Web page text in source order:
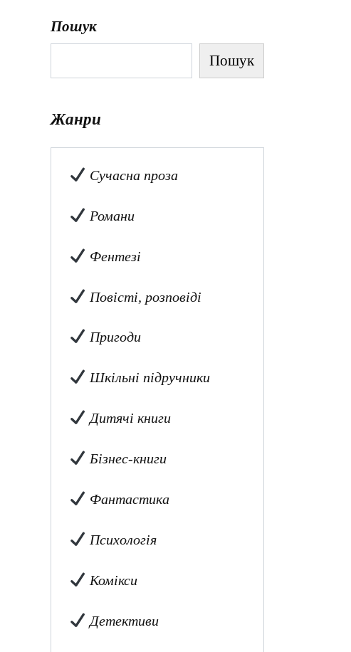
Пошук
Пошук
Жанри
Сучасна проза
Романи
Фентезі
Повісті, розповіді
Пригоди
Шкільні підручники
Дитячі книги
Бізнес-книги
Фантастика
Психологія
Комікси
Детективи